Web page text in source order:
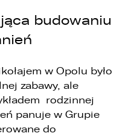
budowaniu
w Opolu było
zabawy, ale
rodzinnej
panuje w Grupie
do
umowy,
odpowiedzi na